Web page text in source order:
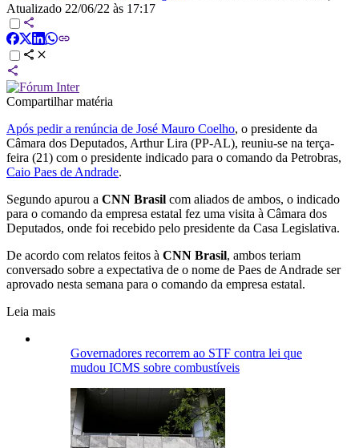
Atualizado 22/06/22 às 17:17
Compartilhar matéria
Após pedir a renúncia de José Mauro Coelho, o presidente da
Câmara dos Deputados, Arthur Lira (PP-AL), reuniu-se na terça-
feira (21) com o presidente indicado para o comando da Petrobras,
Caio Paes de Andrade.
Segundo apurou a CNN Brasil com aliados de ambos, o indicado
para o comando da empresa estatal fez uma visita à Câmara dos
Deputados, onde foi recebido pelo presidente da Casa Legislativa.
De acordo com relatos feitos à CNN Brasil, ambos teriam
conversado sobre a expectativa de o nome de Paes de Andrade ser
aprovado nesta semana para o comando da empresa estatal.
Leia mais
Governadores recorrem ao STF contra lei que
mudou ICMS sobre combustíveis